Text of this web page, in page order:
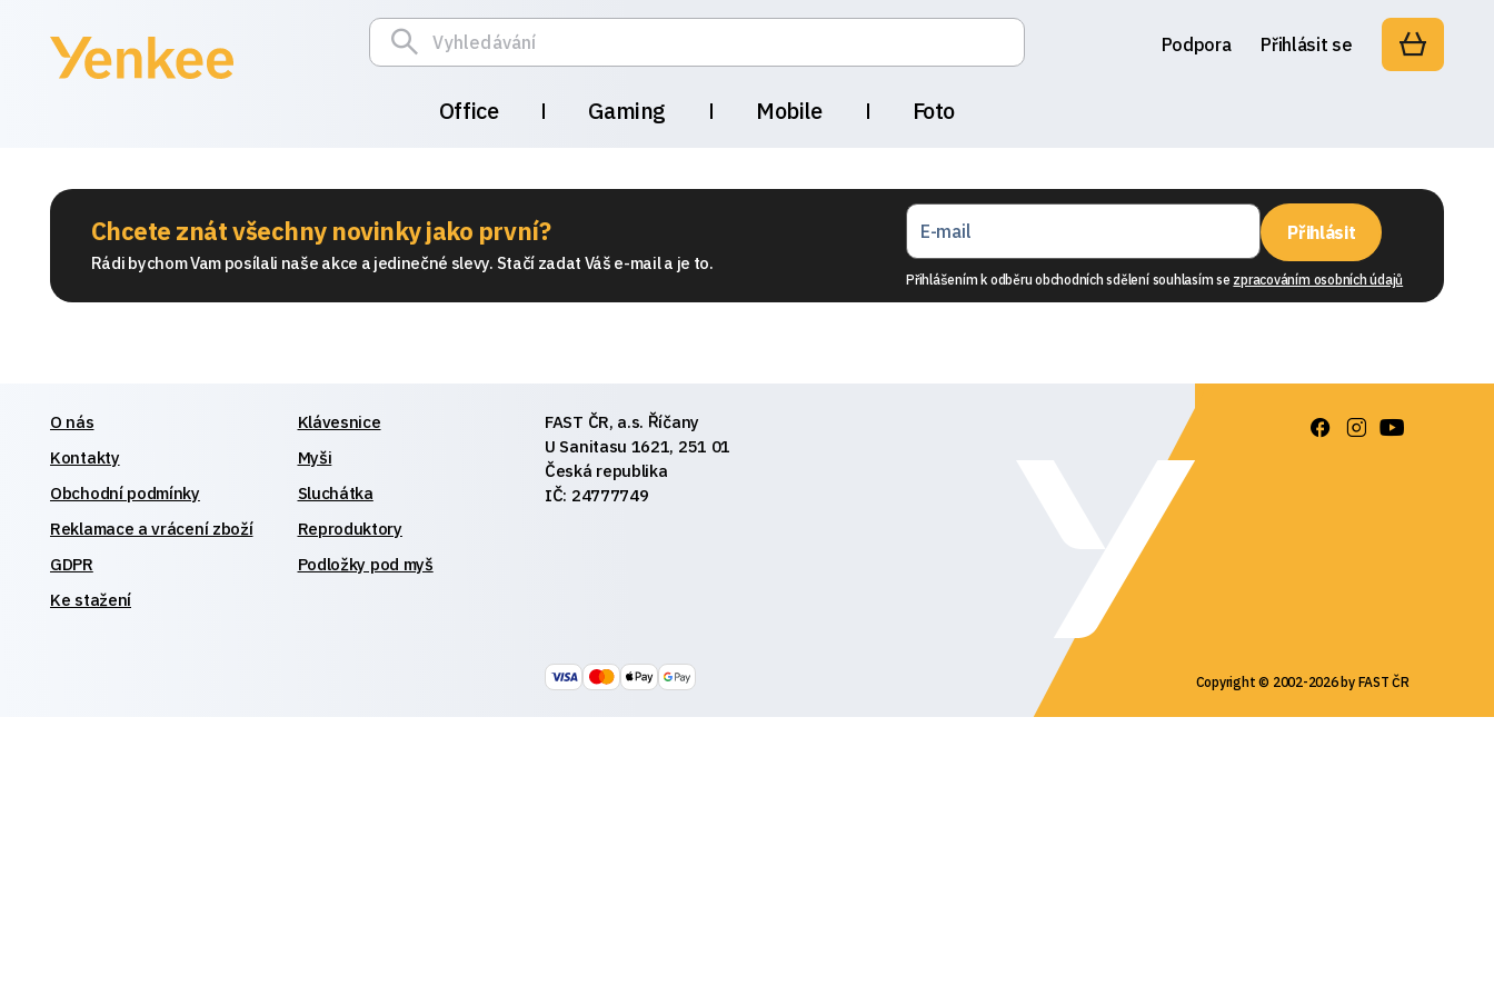
Office Gaming Mobile Foto
Podpora Přihlásit se
Chcete znát všechny novinky jako první?
Rádi bychom Vam posílali naše akce a jedinečné slevy. Stačí zadat Váš e-mail a je to.
Přihlásit
Přihlášením k odběru obchodních sdělení souhlasím se zpracováním osobních údajů
O nás
Kontakty
Obchodní podmínky
Reklamace a vrácení zboží
GDPR
Ke stažení
Klávesnice
Myši
Sluchátka
Reproduktory
Podložky pod myš
FAST ČR, a.s. Říčany
U Sanitasu 1621, 251 01
Česká republika
IČ: 24777749
Copyright © 2002-2026 by FAST ČR